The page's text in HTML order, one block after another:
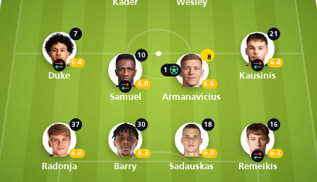
Kader Wesley
7
6.4
Duke
10
6.0
Samuel
8
6.6
1
Armanavicius
21
6.4
Kausinis
37
6.0
Radonja
30
6.3
Barry
18
6.0
Sadauskas
16
6.3
Remeikis